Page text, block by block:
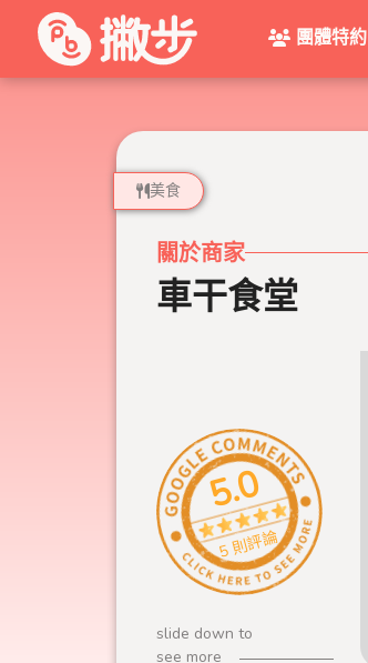
團體特約
美食
關於商家
車干食堂
5.0
5 則評論
slide down to
see more